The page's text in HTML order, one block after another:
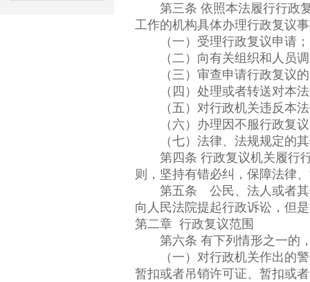
第三条 依照本法履行行政复
工作的机构具体办理行政复议
（一）受理行政复议申请；
（二）向有关组织和人员调
（三）审查申请行政复议的
（四）处理或者转送对本法
（五）对行政机关违反本法
（六）办理因不服行政复议
（七）法律、法规规定的其
第四条 行政复议机关履行行
则，坚持有错必纠，保障法律
第五条 公民、法人或者其他
向人民法院提起行政诉讼，但
第二章 行政复议范围
第六条 有下列情形之一的，
（一）对行政机关作出的警
暂扣或者吊销许可证、暂扣或